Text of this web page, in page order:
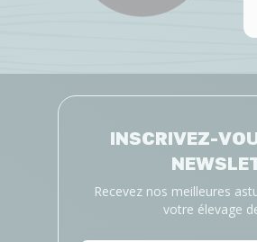
INSCRIVEZ-
Recevez nos meilleures
votre élevage